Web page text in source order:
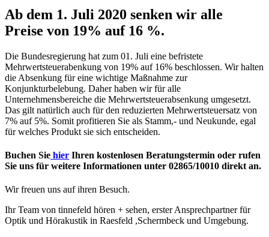
Ab dem 1. Juli 2020 senken wir alle
Preise von 19% auf 16 %.
Die Bundesregierung hat zum 01. Juli eine befristete
Mehrwertsteuerabenkung von 19% auf 16% beschlossen. Wir halten
die Absenkung für eine wichtige Maßnahme zur
Konjunkturbelebung. Daher haben wir für alle
Unternehmensbereiche die Mehrwertsteuerabsenkung umgesetzt.
Das gilt natürlich auch für den reduzierten Mehrwertsteuersatz von
7% auf 5%. Somit profitieren Sie als Stamm,- und Neukunde, egal
für welches Produkt sie sich entscheiden.
Buchen Sie hier Ihren kostenlosen Beratungstermin oder rufen
Sie uns für weitere Informationen unter 02865/10010 direkt an.
Wir freuen uns auf ihren Besuch.
Ihr Team von tinnefeld hören + sehen, erster Ansprechpartner für
Optik und Hörakustik in Raesfeld ,Schermbeck und Umgebung.